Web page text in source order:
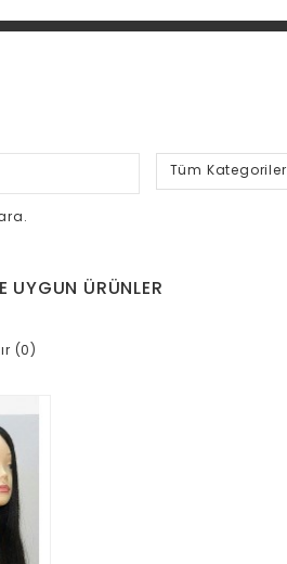
Tüm Kategoriler
UYGUN ÜRÜNLER
(0)